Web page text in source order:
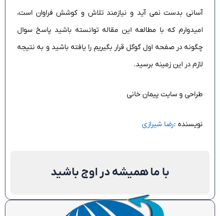
آسانی بدست نمی آید و نیازمند تلاش و کوشش فراوان است،
امیدوارم که با مطالعه این مقاله توانسته باشید پاسخ سوال
چگونه در صفحه اول گوگل قرار بگیریم را یافته باشید و به نتیجه
لازم در این زمینه برسید.
طراحی و سایت پیمان خانی
نویسنده :رضا شیرازی
با ما همیشه در اوج باشید